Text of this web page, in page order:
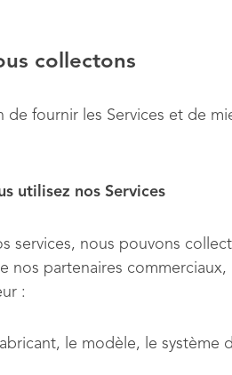
collectons
fournir les Services et de
utilisez nos Services
services, nous pouvons
nos partenaires
:
le modèle, le système